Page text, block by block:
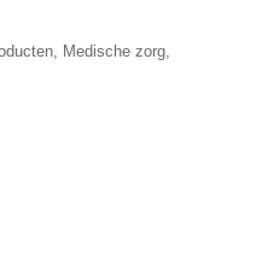
Medische zorg,